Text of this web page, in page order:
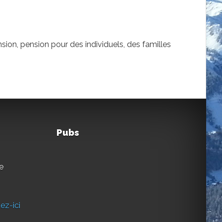
pension pour des individuels, des familles
ici
Pubs